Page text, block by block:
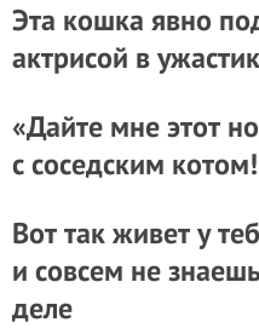
Эта кошка явно
актрисой в
«Дайте мне этот
с соседским
Вот так живет у
и совсем не
деле